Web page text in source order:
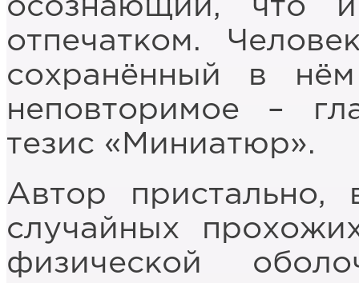
осознающий, что
отпечатком.
сохранённый в
неповторимое –
тезис «Миниатюр».
Автор
случайных
физической